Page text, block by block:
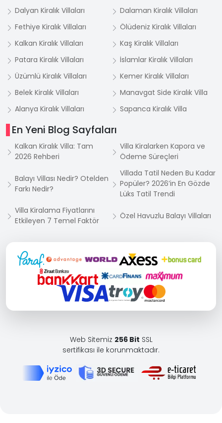
Dalyan Kiralık Villaları
Dalaman Kiralık Villaları
Fethiye Kiralık Villaları
Ölüdeniz Kiralık Villaları
Kalkan Kiralık Villaları
Kaş Kiralık Villaları
Patara Kiralık Villaları
İslamlar Kiralık Villaları
Üzümlü Kiralık Villaları
Kemer Kiralık Villaları
Belek Kiralık Villaları
Manavgat Side Kiralık Villa
Alanya Kiralık Villaları
Sapanca Kiralık Villa
En Yeni Blog Sayfaları
Kalkan Kiralık Villa: Tam
2026 Rehberi
Villa Kiralarken Kapora ve
Ödeme Süreçleri
Balayı Villası Nedir? Otelden
Farkı Nedir?
Villada Tatil Neden Bu Kadar
Popüler? 2026’in En Gözde
Lüks Tatil Trendi
Villa Kiralama Fiyatlarını
Etkileyen 7 Temel Faktör
Özel Havuzlu Balayı Villaları
Web Sitemiz 256 Bit SSL
sertifikası ile korunmaktadır.